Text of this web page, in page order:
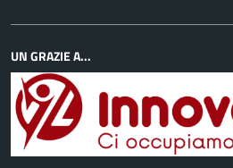
UN GRAZIE A...